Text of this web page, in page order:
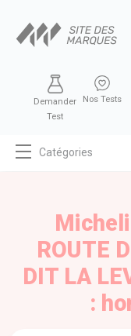
Demander
Test
Nos Tests
Catégories
ROUTE
DIT LA
: